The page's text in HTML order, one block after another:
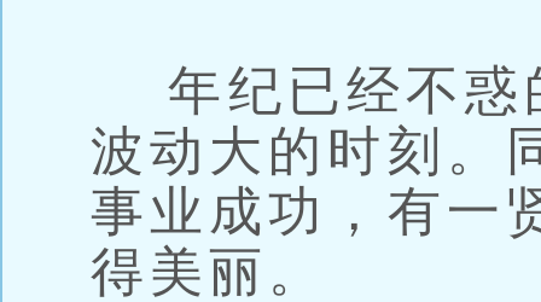
年纪已经不惑
波动大的时刻。
事业成功，有一
得美丽。